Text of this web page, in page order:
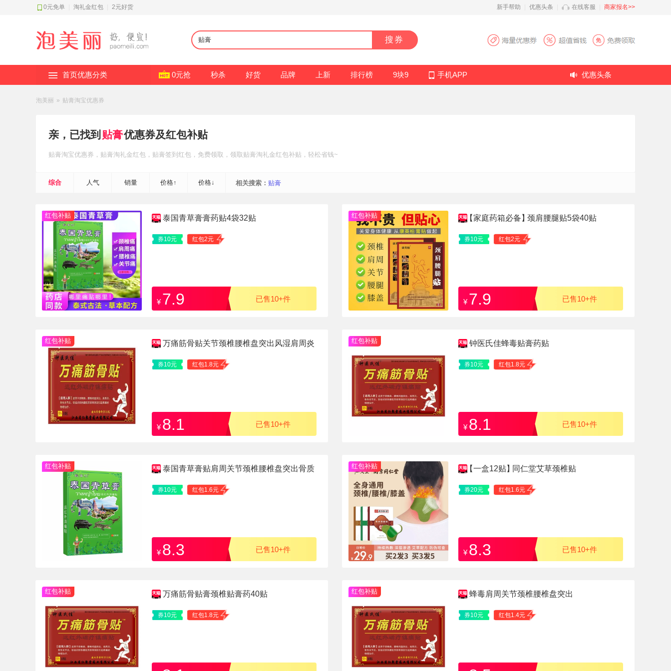
0元免单 淘礼金红包 2元好货 新手帮助 优惠头条 在线客服 商家报名>>
搜券
首页优惠分类 0元抢 秒杀 好货 品牌 上新 排行榜 9块9 手机APP 优惠头条
泡美丽 » 贴膏淘宝优惠券
亲，已找到 贴膏优惠券及红包补贴
贴膏淘宝优惠券 ，贴膏淘礼金红包 ，贴膏签到红包 ，免费领取，领取贴膏淘礼金红包补贴 ，轻松省钱~
综合 人气 销量 价格↑ 价格↓ 相关搜索： 贴膏
红包补贴 泰国青草膏膏药贴4袋32贴
券10元 红包2元
¥ 7.9 已售10+件
红包补贴 【家庭药箱必备】颈肩腰腿贴5袋40贴
券10元 红包2元
¥ 7.9 已售10+件
红包补贴
万痛筋骨贴关节颈椎腰椎盘突出风湿肩周炎
骨质跌打贴膏送父母家人
券10元 红包1.8元
¥ 8.1 已售10+件
红包补贴 钟医氏佳蜂毒贴膏药贴
券10元 红包1.8元
¥ 8.1 已售10+件
红包补贴
泰国青草膏贴肩周关节颈椎腰椎盘突出骨质
跌打贴膏
券10元 红包1.6元
¥ 8.3 已售10+件
红包补贴 【一盒12贴】同仁堂艾草颈椎贴
券20元 红包1.6元
¥ 8.3 已售10+件
红包补贴 万痛筋骨贴膏颈椎贴膏药40贴
券10元 红包1.8元
红包补贴 蜂毒肩周关节颈椎腰椎盘突出
券10元 红包1.4元